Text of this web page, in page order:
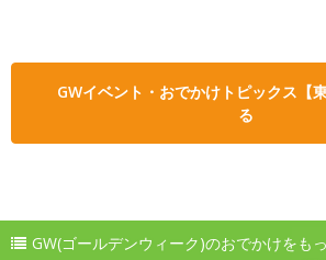
GWイベント・おでかけトピックス【
る
GW(ゴールデンウィーク)のおでかけをも